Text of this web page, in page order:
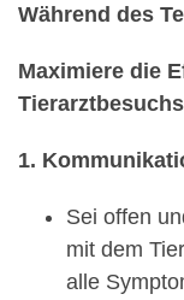
Während des
Maximiere die
1.
Sei offen
mit dem
alle